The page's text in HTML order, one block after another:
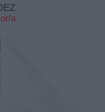
a